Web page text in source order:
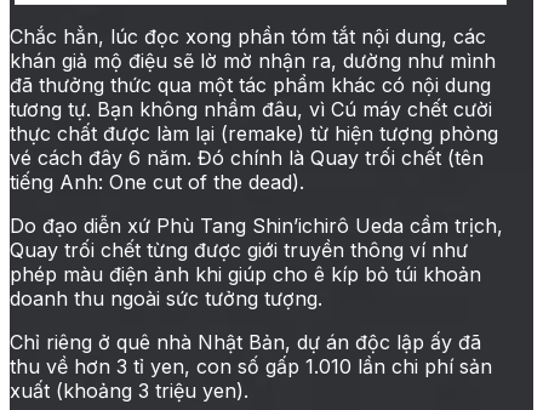
Chắc hẳn, lúc đọc xong phần tóm tắt nội dung, các
khán giả mộ điệu sẽ lờ mờ nhận ra, dường như mình
đã thưởng thức qua một tác phẩm khác có nội dung
tương tự. Bạn không nhầm đâu, vì Cú máy chết cười
thực chất được làm lại (remake) từ hiện tượng phòng
vé cách đây 6 năm. Đó chính là Quay trối chết (tên
tiếng Anh: One cut of the dead).
Do đạo diễn xứ Phù Tang Shin’ichirô Ueda cầm trịch,
Quay trối chết từng được giới truyền thông ví như
phép màu điện ảnh khi giúp cho ê kíp bỏ túi khoản
doanh thu ngoài sức tưởng tượng.
Chỉ riêng ở quê nhà Nhật Bản, dự án độc lập ấy đã
thu về hơn 3 tỉ yen, con số gấp 1.010 lần chi phí sản
xuất (khoảng 3 triệu yen).